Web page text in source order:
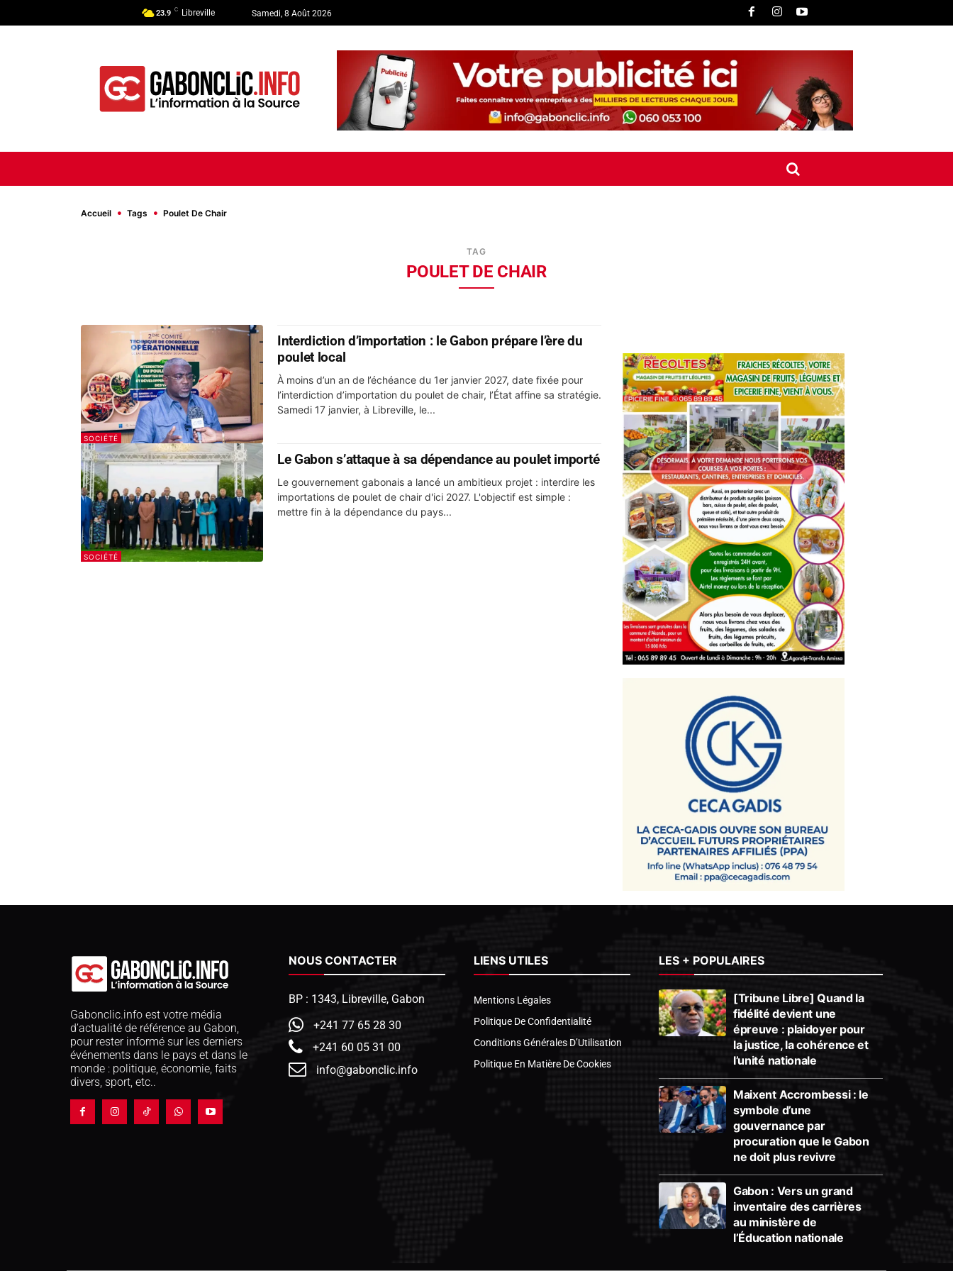
23.9 C Libreville Samedi, 8 Août 2026
CONTACT
Accueil Tags Poulet De Chair
TAG
POULET DE CHAIR
SOCIÉTÉ
Interdiction d’importation : le Gabon prépare l’ère du
poulet local
À moins d’un an de l’échéance du 1er janvier 2027, date fixée pour
l’interdiction d’importation du poulet de chair, l’État affine sa stratégie.
Samedi 17 janvier, à Libreville, le...
SOCIÉTÉ
Le Gabon s’attaque à sa dépendance au poulet importé
Le gouvernement gabonais a lancé un ambitieux projet : interdire les
importations de poulet de chair d'ici 2027. L'objectif est simple :
mettre fin à la dépendance du pays...
Gabonclic.info est votre média
d’actualité de référence au Gabon,
pour rester informé sur les derniers
événements dans le pays et dans le
monde : politique, économie, faits
divers, sport, etc..
NOUS CONTACTER
BP : 1343, Libreville, Gabon
+241 77 65 28 30
+241 60 05 31 00
info@gabonclic.info
LIENS UTILES
Mentions Légales
Politique De Confidentialité
Conditions Générales D’Utilisation
Politique En Matière De Cookies
LES + POPULAIRES
[Tribune Libre] Quand la
fidélité devient une
épreuve : plaidoyer pour
la justice, la cohérence et
l’unité nationale
Maixent Accrombessi : le
symbole d’une
gouvernance par
procuration que le Gabon
ne doit plus revivre
Gabon : Vers un grand
inventaire des carrières
au ministère de
l’Éducation nationale